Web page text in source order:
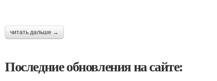
читать дальше →
Последние обновления на сайте: